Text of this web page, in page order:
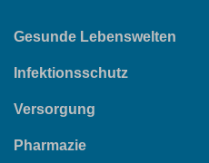
Gesunde Lebenswelten
Infektionsschutz
Versorgung
Pharmazie